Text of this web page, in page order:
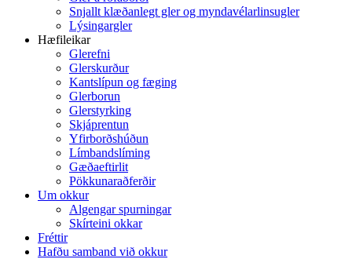
Snjallt klæðanlegt gler og myndavélarlinsugler
Lýsingargler
Hæfileikar
Glerefni
Glerskurður
Kantslípun og fæging
Glerborun
Glerstyrking
Skjáprentun
Yfirborðshúðun
Límbandslíming
Gæðaeftirlit
Pökkunaraðferðir
Um okkur
Algengar spurningar
Skírteini okkar
Fréttir
Hafðu samband við okkur